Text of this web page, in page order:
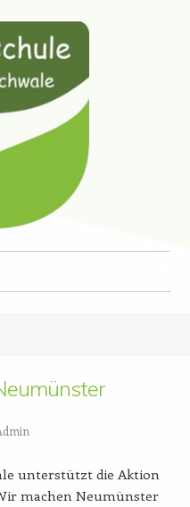
unterstützt die Aktion
machen Neumünster